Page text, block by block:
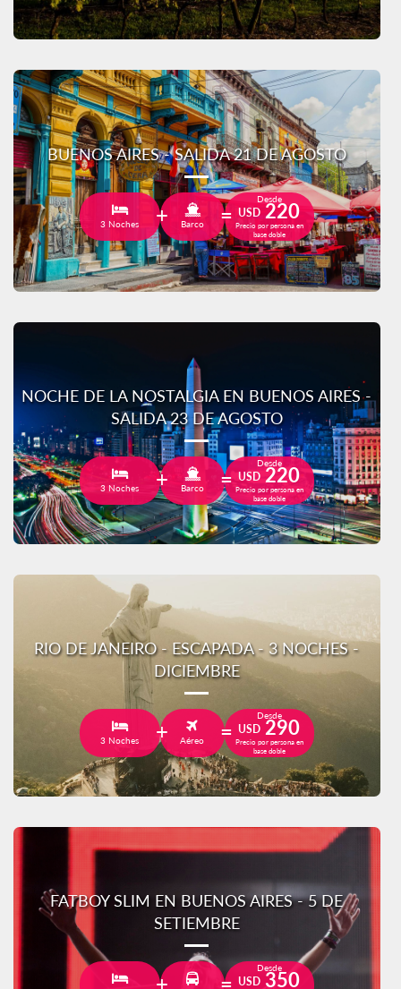
BUENOS AIRES - SALIDA 21 DE AGOSTO
3 Noches Barco
Desde
USD 220
Precio por persona en
base doble
NOCHE DE LA NOSTALGIA EN BUENOS AIRES -
SALIDA 23 DE AGOSTO
3 Noches Barco
Desde
USD 220
Precio por persona en
base doble
RIO DE JANEIRO - ESCAPADA - 3 NOCHES -
DICIEMBRE
3 Noches Aéreo
Desde
USD 290
Precio por persona en
base doble
FATBOY SLIM EN BUENOS AIRES - 5 DE
SETIEMBRE
Desde
USD 350